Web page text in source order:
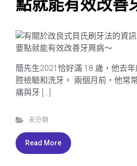
點就能有效改善
簡先生2021恰好滿 18 歲，他去
腔檢驗和洗牙。 兩個月前，他常
痛與牙 […]
未分類
Read More